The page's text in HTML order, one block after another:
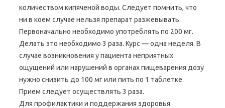
количеством кипяченой воды. Следует помнить, что
ни в коем случае нельзя препарат разжевывать.
Первоначально необходимо употреблять по 200 мг.
Делать это необходимо 3 раза. Курс — одна неделя. В
случае возникновения у пациента неприятных
ощущений или нарушений в органах пищеварения дозу
нужно снизить до 100 мг или пить по 1 таблетке.
Прием следует осуществлять 3 раза.
Для профилактики и поддержания здоровья